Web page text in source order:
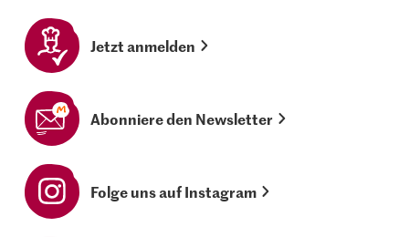
Jetzt anmelden
Abonniere den Newsletter
Folge uns auf Instagram